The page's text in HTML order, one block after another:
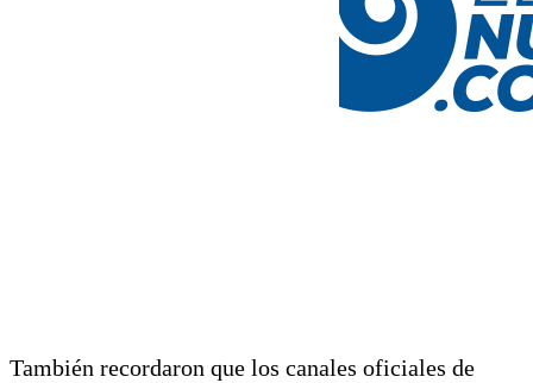
También recordaron que los canales oficiales de